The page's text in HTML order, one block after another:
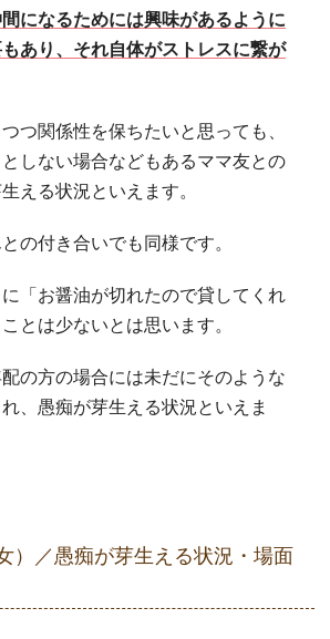
になるためには興味があるように
あり、それ自体がストレスに繋が
つ関係性を保ちたいと思っても、
しない場合などもあるママ友との
える状況といえます。
の付き合いでも同様です。
「お醤油が切れたので貸してくれ
とは少ないとは思います。
の方の場合には未だにそのような
、愚痴が芽生える状況といえま
）／愚痴が芽生える状況・場面